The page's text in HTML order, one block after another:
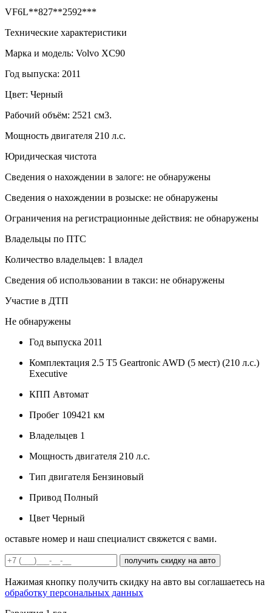
VF6L**827**2592***
Технические характеристики
Марка и модель: Volvo XC90
Год выпуска: 2011
Цвет: Черный
Рабочий объём: 2521 см3.
Мощность двигателя 210 л.с.
Юридическая чистота
Сведения о нахождении в залоге: не обнаружены
Сведения о нахождении в розыске: не обнаружены
Ограничения на регистрационные действия: не обнаружены
Владельцы по ПТС
Количество владельцев: 1 владел
Сведения об использовании в такси: не обнаружены
Участие в ДТП
Не обнаружены
Год выпуска 2011
Комплектация 2.5 T5 Geartronic AWD (5 мест) (210 л.с.)
Executive
КПП Автомат
Пробег 109421 км
Владельцев 1
Мощность двигателя 210 л.с.
Тип двигателя Бензиновый
Привод Полный
Цвет Черный
оставьте номер и наш специалист свяжется с вами.
получить скидку на авто
Нажимая кнопку получить скидку на авто вы соглашаетесь на
обработку персональных данных